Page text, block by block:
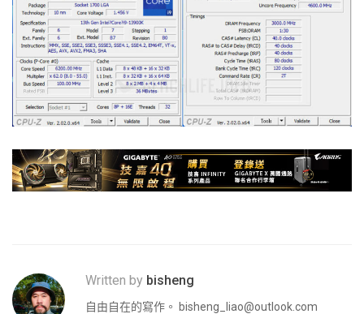
Written by bisheng
自由自在的寫作。 bisheng_liao@outlook.com